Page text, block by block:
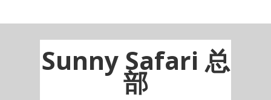
Sunny Safari 总
部